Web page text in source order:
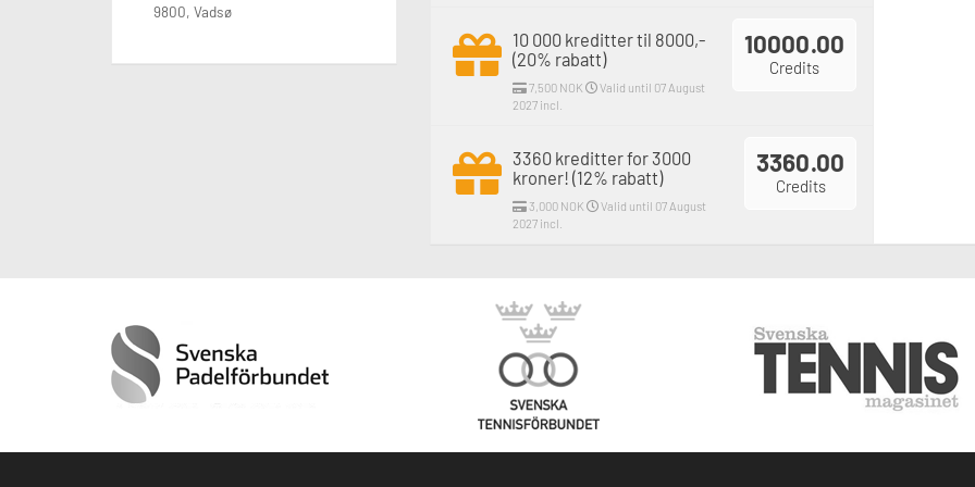
10000.00
Credits
10 000 kreditter til 8000,-
(20% rabatt)
7,500 NOK
Valid until 07 August
2027 incl.
3360.00
Credits
3360 kreditter for 3000
kroner! (12% rabatt)
3,000 NOK
Valid until 07 August
2027 incl.
9800, Vadsø